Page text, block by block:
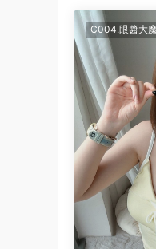
C004.眼醬大